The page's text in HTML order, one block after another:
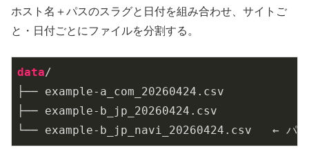
ホスト名＋パスのスラグと日付を組み合わせ、サイトご
と・日付ごとにファイルを分割する。
data/
├── example-a_com_20260424.csv
├── example-b_jp_20260424.csv
└── example-b_jp_navi_20260424.csv   ← パスが